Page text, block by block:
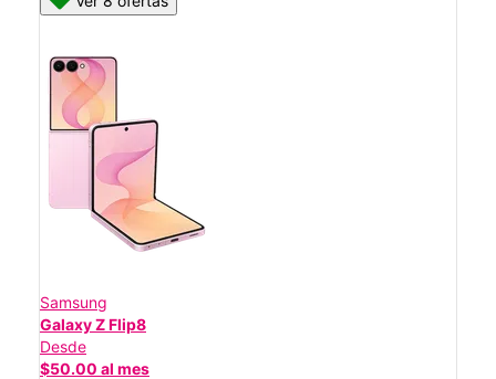
Samsung
Galaxy Z Flip8
Desde
$50.00 al mes